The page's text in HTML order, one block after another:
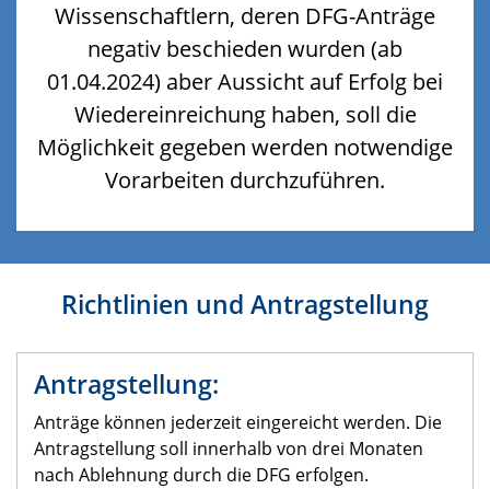
Wissenschaftlern, deren DFG-Anträge
negativ beschieden wurden (ab
01.04.2024) aber Aussicht auf Erfolg bei
Wiedereinreichung haben, soll die
Möglichkeit gegeben werden notwendige
Vorarbeiten durchzuführen.
Richtlinien und Antragstellung
Antragstellung:
Anträge können jederzeit eingereicht werden. Die
Antragstellung soll innerhalb von drei Monaten
nach Ablehnung durch die DFG erfolgen.